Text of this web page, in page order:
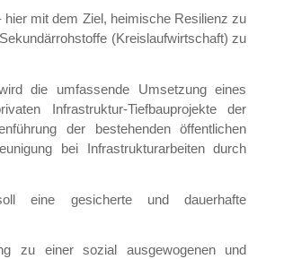
hier mit dem Ziel, heimische Resilienz zu
(Kreislaufwirtschaft) zu
die umfassende Umsetzung eines
Infrastruktur-Tiefbauprojekte der
der bestehenden öffentlichen
bei Infrastrukturarbeiten durch
eine gesicherte und dauerhafte
zu einer sozial ausgewogenen und